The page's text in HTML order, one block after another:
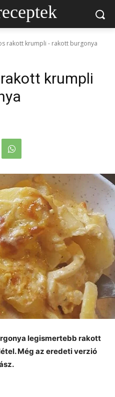
rakott krumpli - rakott burgonya
krumpli
legismertebb rakott
Még az eredeti verzió